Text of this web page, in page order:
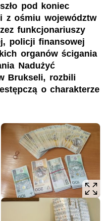
pod koniec
z ośmiu województw
funkcjonariuszy
policji finansowej
organów ścigania
Nadużyć
Brukseli, rozbili
o charakterze